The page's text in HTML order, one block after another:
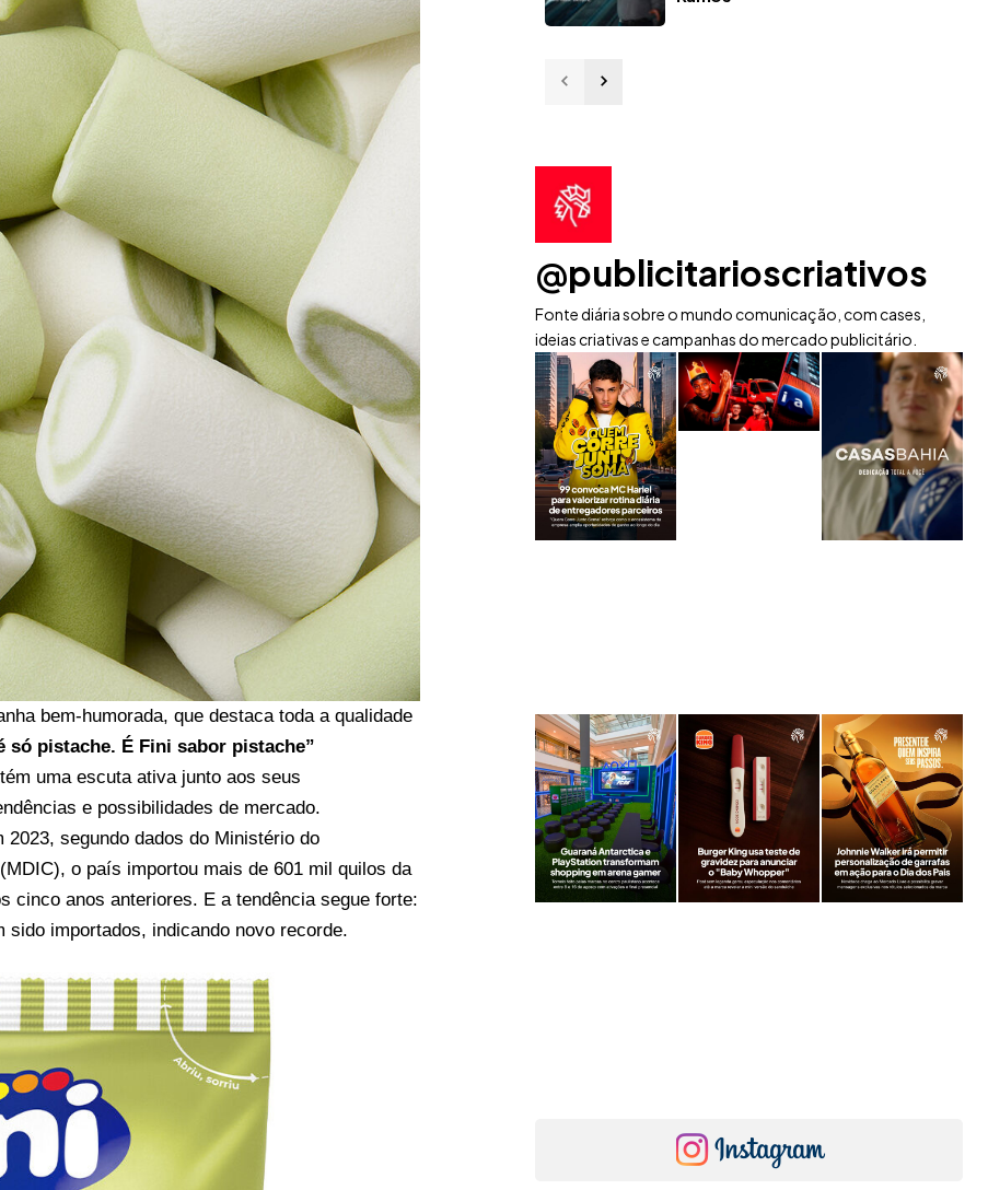
bem-humorada, que destaca toda a qualidade
só pistache. É Fini sabor pistache”
uma escuta ativa junto aos seus
e possibilidades de mercado.
segundo dados do Ministério do
o país importou mais de 601 mil quilos da
cinco anos anteriores. E a tendência segue forte:
importados, indicando novo recorde.
@publicitarioscriativos
Fonte diária sobre o mundo comunicação, com cases,
ideias criativas e campanhas do mercado publicitário.